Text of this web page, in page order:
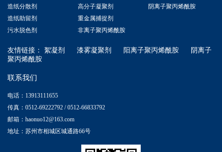
造纸分散剂
造纸助留剂
污水脱色剂
高分子凝聚剂
重金属捕捉剂
非离子聚丙烯酰胺
阴离子聚丙烯酰胺
友情链接： 絮凝剂 漆雾凝聚剂 阳离子聚丙烯酰胺
阴离子
聚丙烯酰胺
联系我们
电话：13913111655
传真：0512-69222792 / 0512-66833792
邮箱：haonuo12@163.com
地址：苏州市相城区城通路66号